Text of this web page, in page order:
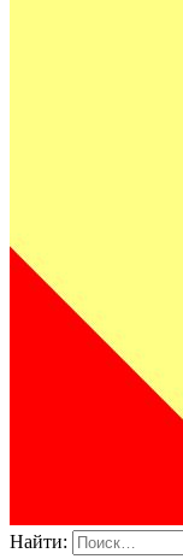
Найти: